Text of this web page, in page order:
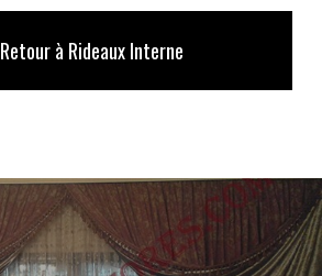
Retour à Rideaux Interne